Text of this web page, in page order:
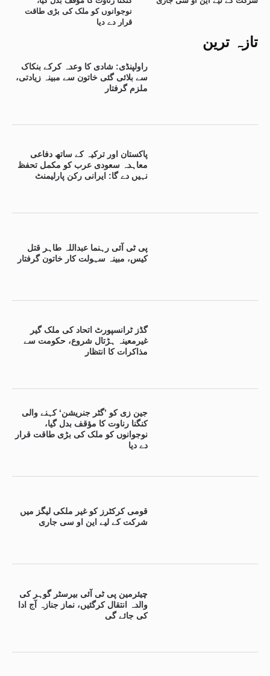
تازہ ترین
راولپنڈی: شادی کا وعدہ کرکے بنکاک
سے بلائی گئی خاتون سے مبینہ زیادتی،
ملزم گرفتار
پاکستان اور ترکیہ کے ساتھ دفاعی
معاہدہ سعودی عرب کو مکمل تحفظ
نہیں دے گا: ایرانی رکن پارلیمنٹ
پی ٹی آئی رہنما عبداللہ طاہر قتل
کیس، مبینہ سہولت کار خاتون گرفتار
گڈز ٹرانسپورٹ اتحاد کی ملک گیر
غیرمعینہ ہڑتال شروع، حکومت سے
مذاکرات کا انتظار
جین زی کو ’گٹر جنریشن‘ کہنے والی
کنگنا رناوت کا مؤقف بدل گیا،
نوجوانوں کو ملک کی بڑی طاقت قرار
دے دیا
قومی کرکٹرز کو غیر ملکی لیگز میں
شرکت کے لیے این او سی جاری
چیئرمین پی ٹی آئی بیرسٹر گوہر کی
والدہ انتقال کرگئیں، نماز جنازہ آج ادا
کی جائے گی
نوجوانوں کو ملک کی بڑی طاقت
قرار دے دیا